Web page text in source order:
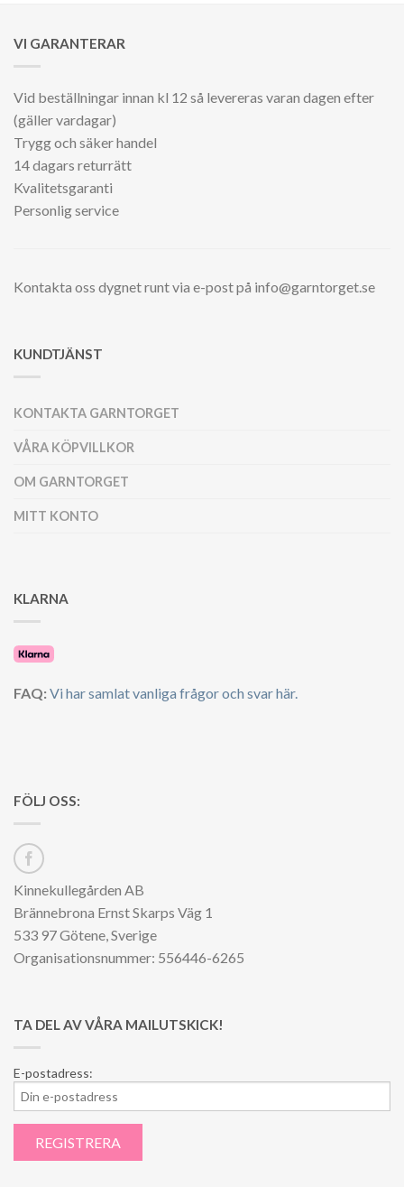
VI GARANTERAR
Vid beställningar innan kl 12 så levereras varan dagen efter
(gäller vardagar)
Trygg och säker handel
14 dagars returrätt
Kvalitetsgaranti
Personlig service
Kontakta oss dygnet runt via e-post på info@garntorget.se
KUNDTJÄNST
KONTAKTA GARNTORGET
VÅRA KÖPVILLKOR
OM GARNTORGET
MITT KONTO
KLARNA
FAQ:Vi har samlat vanliga frågor och svar här.
FÖLJ OSS:
Kinnekullegården AB
Brännebrona Ernst Skarps Väg 1
533 97 Götene, Sverige
Organisationsnummer: 556446-6265
TA DEL AV VÅRA MAILUTSKICK!
E-postadress: